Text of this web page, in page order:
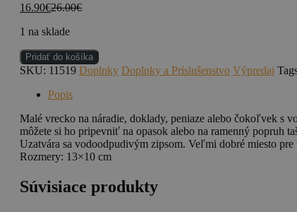
16.90€26.00€
1 na sklade
množstvo
BAGABOO
S
-
BA
MASSO
Pridať do košíka
SKU: 11519 Doplnky Doplnky a Príslušenstvo Výpredaj
Popis
Malé vrecko na náradie, doklady, peniaze alebo čokoľvek s
môžete si ho pripevniť na opasok alebo na ramenný popruh
Uzatvára sa vodoodpudivým zipsom. Veľmi dobré miesto
Rozmery: 13×10 cm
Súvisiace produkty